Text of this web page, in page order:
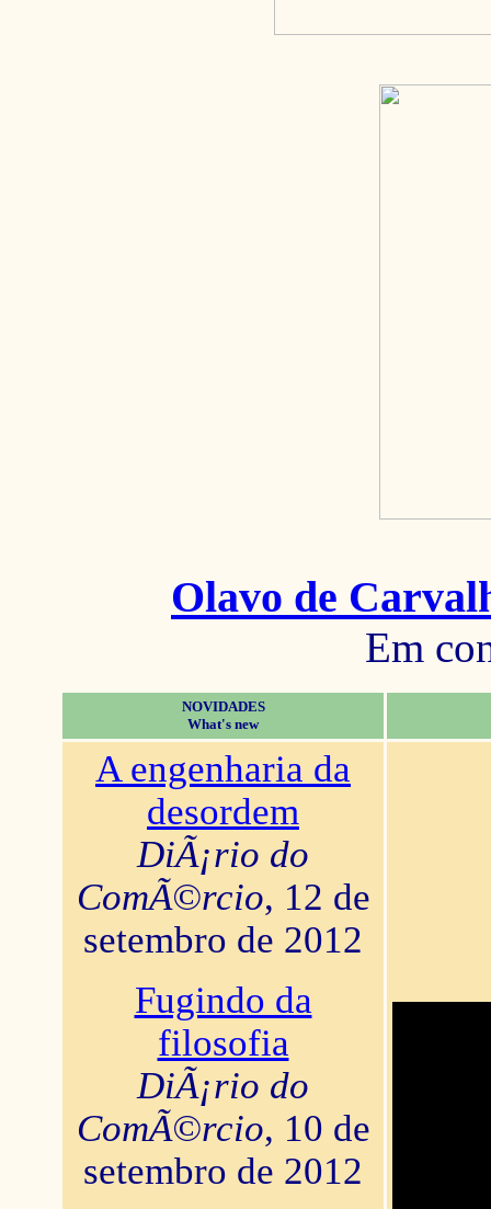
Olavo de
Em
NOVIDADES
What's new
A engenharia da
desordem
DiÃ¡rio do
ComÃ©rcio, 12 de
setembro de 2012
Fugindo da
filosofia
DiÃ¡rio do
ComÃ©rcio, 10 de
setembro de 2012